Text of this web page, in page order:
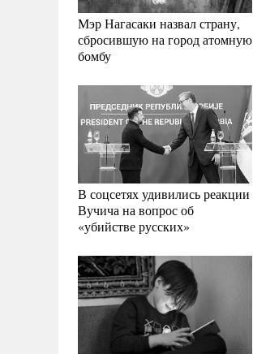
Мэр Нагасаки назвал страну,
сбросившую на город атомную
бомбу
В соцсетях удивились реакции
Вучича на вопрос об
«убийстве русских»